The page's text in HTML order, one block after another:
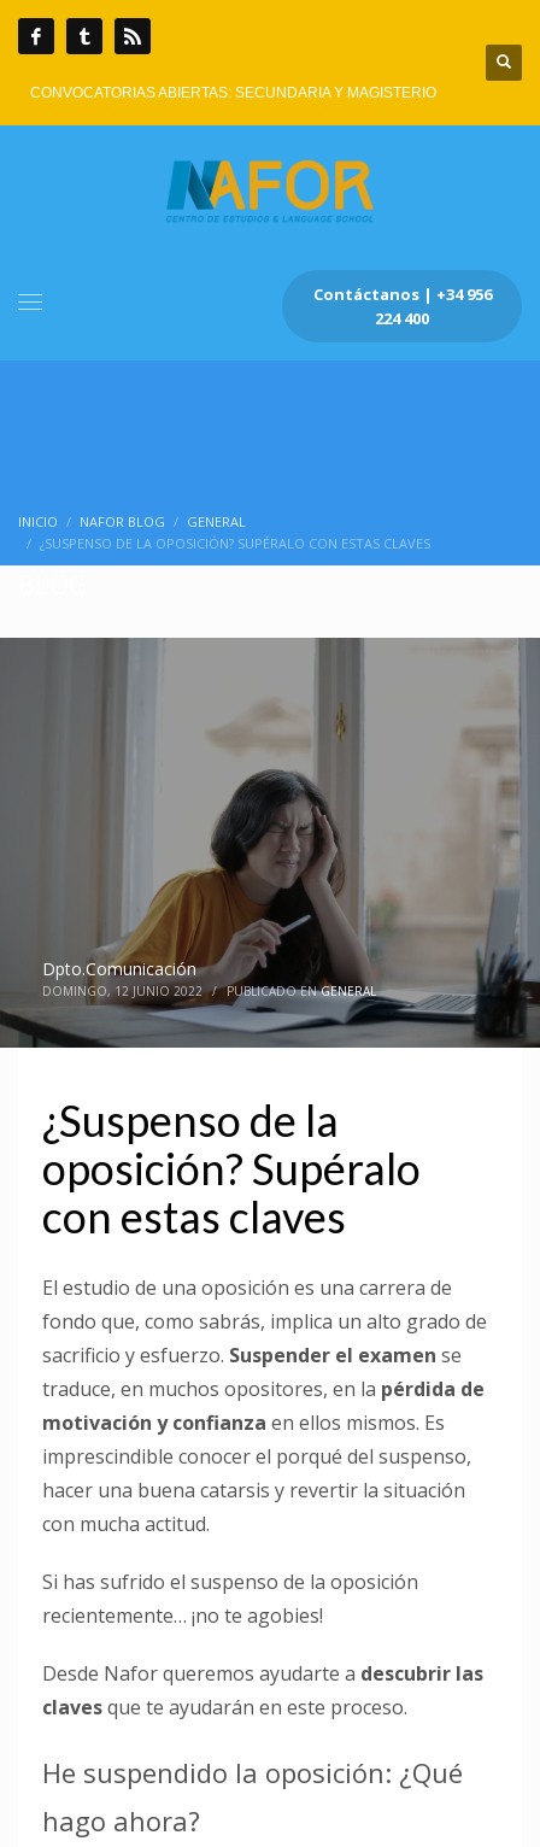
CONVOCATORIAS ABIERTAS: SECUNDARIA Y MAGISTERIO
Contáctanos | +34 956
224 400
INICIO NAFOR BLOG
GENERAL
¿SUSPENSO DE LA OPOSICIÓN? SUPÉRALO CON ESTAS CLAVES
Dpto.Comunicación
DOMINGO, 12 JUNIO 2022 / PUBLICADO ENGENERAL
¿Suspenso de la
oposición? Supéralo
con estas claves
El estudio de una oposición es una carrera de
fondo que, como sabrás, implica un alto grado de
sacrificio y esfuerzo. Suspender el examen se
traduce, en muchos opositores, en la pérdida de
motivación y confianza en ellos mismos. Es
imprescindible conocer el porqué del suspenso,
hacer una buena catarsis y revertir la situación
con mucha actitud.
Si has sufrido el suspenso de la oposición
recientemente… ¡no te agobies!
Desde Nafor queremos ayudarte a descubrir las
clavesque te ayudarán en este proceso.
He suspendido la oposición: ¿Qué
hago ahora?